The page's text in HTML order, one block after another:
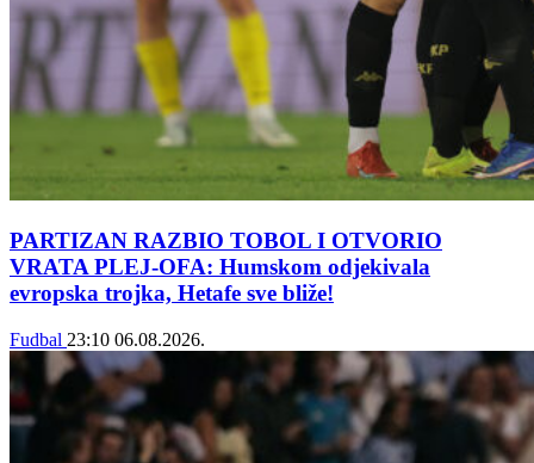
PARTIZAN RAZBIO TOBOL I OTVORIO
VRATA PLEJ-OFA: Humskom odjekivala
evropska trojka, Hetafe sve bliže!
Fudbal 23:10 06.08.2026.